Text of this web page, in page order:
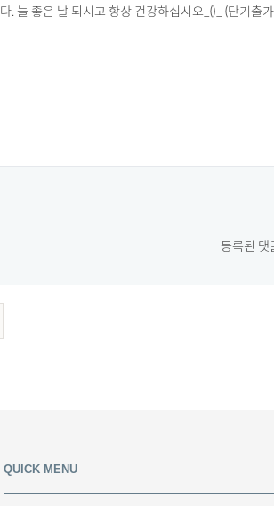
. 늘 좋은 날 되시고 항상 건강하십시오_()_ (단기출
등록된 댓
QUICK MENU